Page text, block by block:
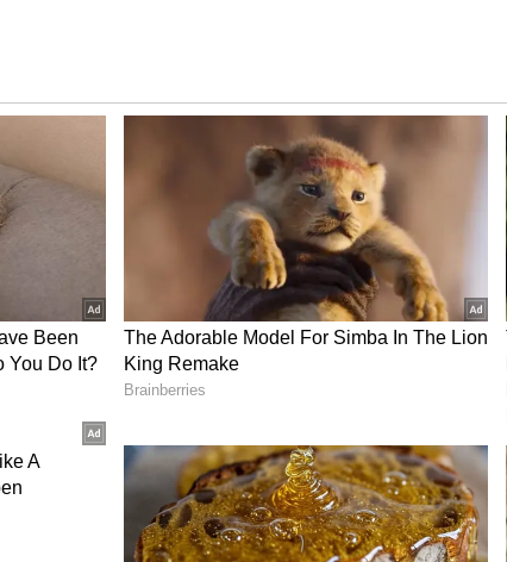
ದಿನಪತ್ರಿಕೆ 'ಕ್ರಾಂತಿದೀಪ'ದಲ್ಲಿ ಉಪ ಸಂಪಾದಕಿಯಾಗಿ ವೃತ್ತಿ
14 ವರ್ಷಗಳ ಅನುಭವ. ರಾಜ್ಯಮಟ್ಟದ ದಿನಪತ್ರಿಕೆಗಳಲ್ಲಿ ಹಾಗೂ
ಶಿಕ್ಷಣ, ಆರೋಗ್ಯ, ಟ್ರೆಂಡಿಂಗ್‌, ಲೈಫ್‌ಸ್ಟೈಲ್‌ ಕುರಿತಾದ ವಿಷಯಗಳ
ಸುವರ್ಣ ಡಿಜಿಟಲ್‌ ತಂಡದ ಭಾಗವಾಗಿ ವೃತ್ತಿ ಜೀವನ ಮುಂದುವರಿಸುತ್ತಿದ್ದೇನೆ.